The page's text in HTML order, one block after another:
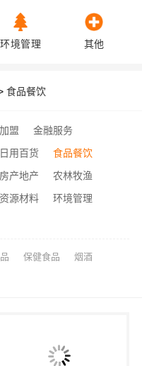
环境管理 其他
食品餐饮
盟
金融服务
日用百货
食品餐饮
房产地产
农林牧渔
资源材料
环境管理
保健食品 烟酒